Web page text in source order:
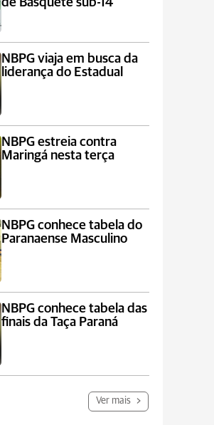
NBPG viaja em busca da
liderança do Estadual
NBPG estreia contra
Maringá nesta terça
NBPG conhece tabela do
Paranaense Masculino
NBPG conhece tabela das
finais da Taça Paraná
Ver mais